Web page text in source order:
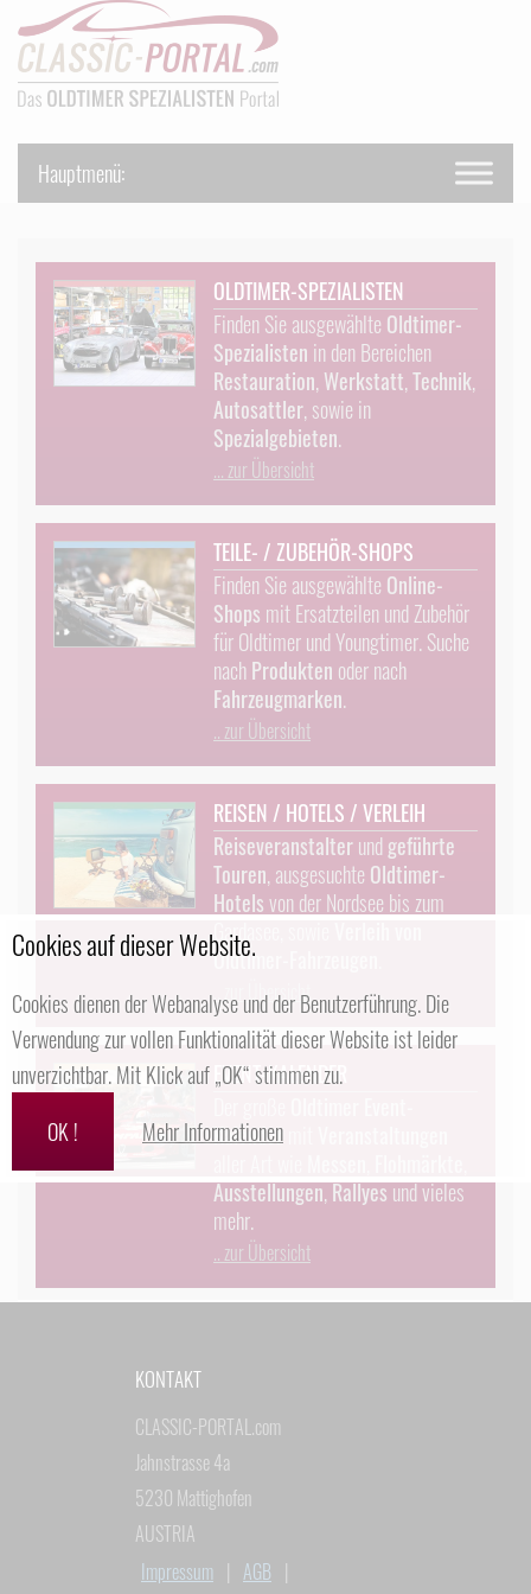
Cookies auf dieser Website.
Cookies dienen der Webanalyse und der Benutzerführung. Die
Verwendung zur vollen Funktionalität dieser Website ist leider
unverzichtbar. Mit Klick auf „OK“ stimmen zu.
OK !
Mehr Informationen
OLDTIMER-SPEZIALISTEN
Finden Sie ausgewählte Oldtimer-
Spezialisten in den Bereichen
Restauration,Werkstatt,Technik,
Autosattler, sowie in
Spezialgebieten.
... zur Übersicht
TEILE- / ZUBEHÖR-SHOPS
Finden Sie ausgewählte Online-
Shops mit Ersatzteilen und Zubehör
für Oldtimer und Youngtimer. Suche
nachProdukten oder nach
Fahrzeugmarken.
.. zur Übersicht
REISEN / HOTELS / VERLEIH
Reiseveranstalterund geführte
Touren, ausgesuchte Oldtimer-
Hotelsvon der Nordsee bis zum
Gardasee, sowie
Oldtimer-Fahrzeugen
.. zur Übersicht
EVENT-KALENDER
Kalender
Ausstellungen,Rallyesund vieles
mehr.
.. zur Übersicht
KONTAKT
CLASSIC-PORTAL.com
Jahnstrasse 4a
5230 Mattighofen
AUSTRIA
Impressum | AGB |